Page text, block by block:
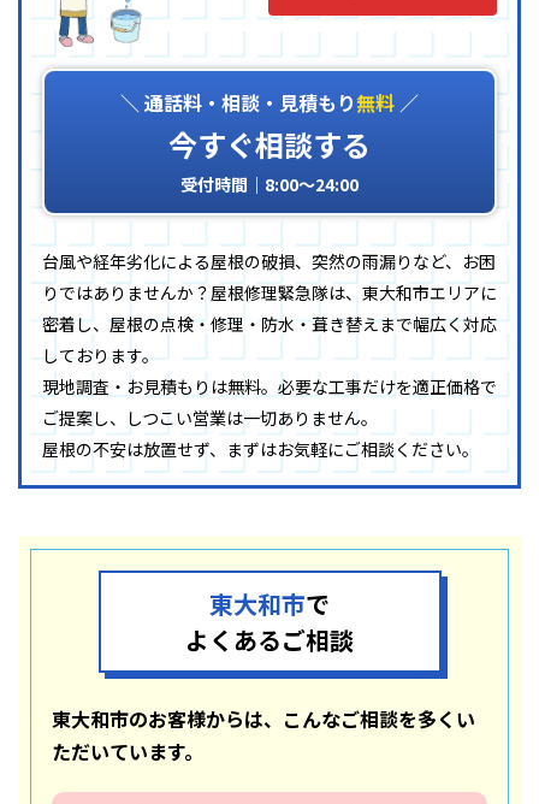
＼ 通話料・相談・見積もり無料 ／
今すぐ相談する
受付時間｜8:00〜24:00
台風や経年劣化による屋根の破損、突然の雨漏りなど、お困
りではありませんか？屋根修理緊急隊は、東大和市エリアに
密着し、屋根の点検・修理・防水・葺き替えまで幅広く対応
しております。
現地調査・お見積もりは無料。必要な工事だけを適正価格で
ご提案し、しつこい営業は一切ありません。
屋根の不安は放置せず、まずはお気軽にご相談ください。
東大和市で
よくあるご相談
東大和市のお客様からは、こんなご相談を多くい
ただいています。